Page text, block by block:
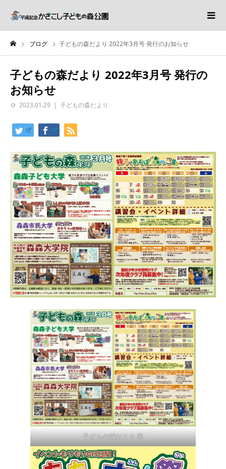
ブログ 子どもの森だより 2022年3月号 発行のお知らせ
子どもの森だより 2022年3月号 発行の
お知らせ
2023.01.29 子どもの森だより
子どもの森だより 表